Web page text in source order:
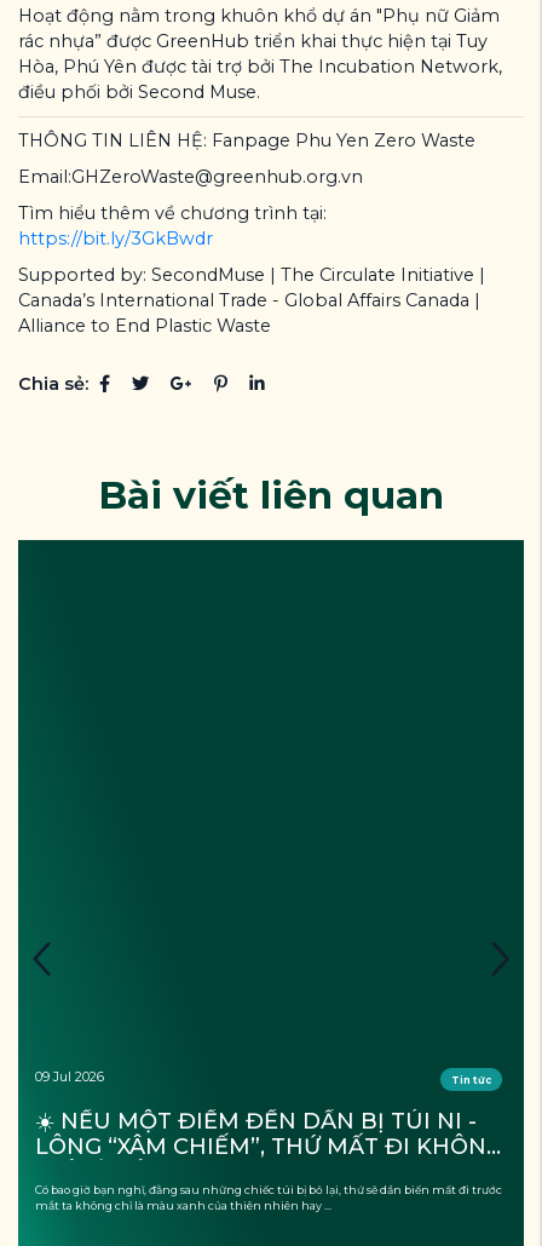
Hoạt động nằm trong khuôn khổ dự án "Phụ nữ Giảm
rác nhựa” được GreenHub triển khai thực hiện tại Tuy
Hòa, Phú Yên được tài trợ bởi The Incubation Network,
điều phối bởi Second Muse.
THÔNG TIN LIÊN HỆ: Fanpage Phu Yen Zero Waste
Email:GHZeroWaste@greenhub.org.vn
Tìm hiểu thêm về chương trình tại:
https://bit.ly/3GkBwdr
Supported by: SecondMuse | The Circulate Initiative |
Canada’s International Trade - Global Affairs Canada |
Alliance to End Plastic Waste
Chia sẻ:
Bài viết liên quan
09 Jul 2026 Tin tức
☀️ NẾU MỘT ĐIỂM ĐẾN DẦN BỊ TÚI NI -
LÔNG “XÂM CHIẾM”, THỨ MẤT ĐI KHÔNG
Có bao giờ bạn nghĩ, đằng sau những chiếc túi bị bỏ lại, thứ sẽ dần biến mất đi trước
mắt ta không chỉ là màu xanh của thiên nhiên hay ...